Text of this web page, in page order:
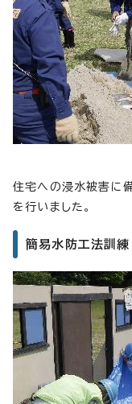
住宅への浸水被害に
を行いました。
簡易水防工法訓練